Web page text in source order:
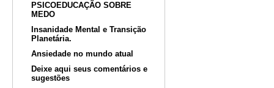
PSICOEDUCAÇÃO SOBRE
MEDO
Insanidade Mental e Transição
Planetária.
Ansiedade no mundo atual
Deixe aqui seus comentários e
sugestões